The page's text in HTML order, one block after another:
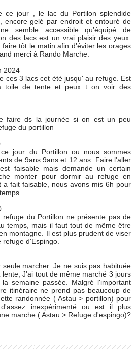
ce jour , le lac du Portilon splendide
encore gelé par endroit et entouré de
semble accessible qu’équipé de
des lacs est un vrai plaisir des yeux.
tôt le matin afin d’éviter les orages
merci à Rando Marche.
2024
ces 3 lacs cet été jusqu' au refuge. Est
toile de tente et peux t on voir des
faire ds la journée si on est un peu
du portillon
jour du Portillon ou nous sommes
de 9ans 9ans et 12 ans. Faire l'aller
faisable mais demande un certain
monter pour dormir au refuge en
a fait faisable, nous avons mis 6h pour
refuge du Portillon ne présente pas de
temps, mais il faut tout de même être
montagne. Il est plus prudent de viser
refuge d'Espingo.
seule marcher. Je ne suis pas habituée
J'ai tout de même marché 3 jours
semaine passée. Malgré l'important
itinéraire ne prend pas beaucoup de
randonnée ( Astau > portillon) pour
inexpérimenté ou est il plus
marche ( Astau > Refuge d'espingo)?